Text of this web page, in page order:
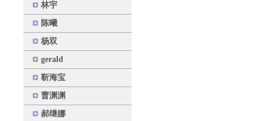
林宇
陈曦
杨双
gerald
靳海宝
曹渊渊
郝继娜